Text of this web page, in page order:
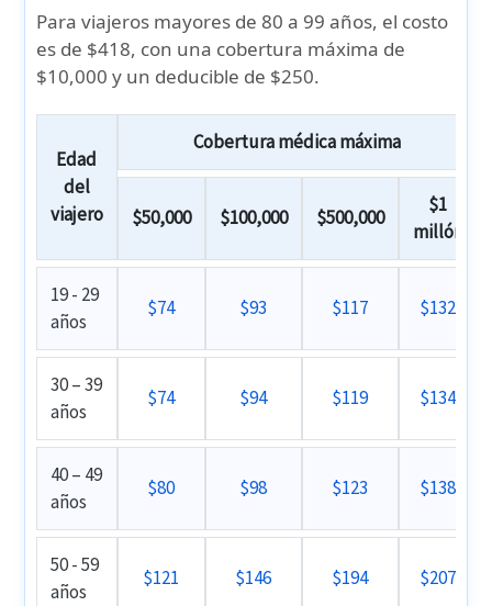
Para viajeros mayores de 80 a 99 años, el costo
es de $418, con una cobertura máxima de
$10,000 y un deducible de $250.
Edad
del
viajero
Cobertura médica máxima
$50,000 $100,000 $500,000
$1
millón
19 - 29
años
$74 $93 $117 $132
30 – 39
años
$74 $94 $119 $134
40 – 49
años
$80 $98 $123 $138
50 - 59
años
$121 $146 $194 $207